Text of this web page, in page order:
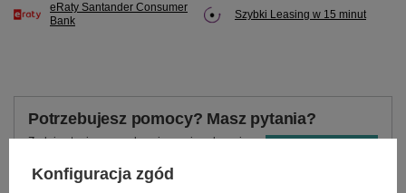
eRaty Santander Consumer
Bank
Szybki Leasing w 15 minut
Potrzebujesz pomocy? Masz pytania?
Zadaj pytanie a my odpowiemy niezwłocznie,
dla innych.
Konfiguracja zgód